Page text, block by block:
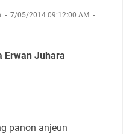
7/05/2014 09:12:00 AM
Erwan Juhara
panon anjeun